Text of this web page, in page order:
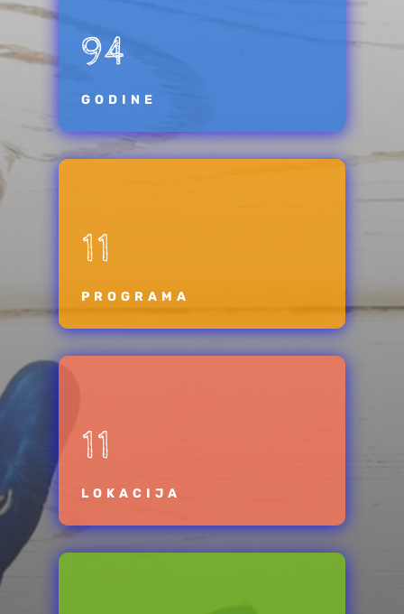
94
GODINE
11
PROGRAMA
11
LOKACIJA